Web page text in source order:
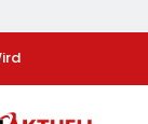
Kleinen Preis: Lidl